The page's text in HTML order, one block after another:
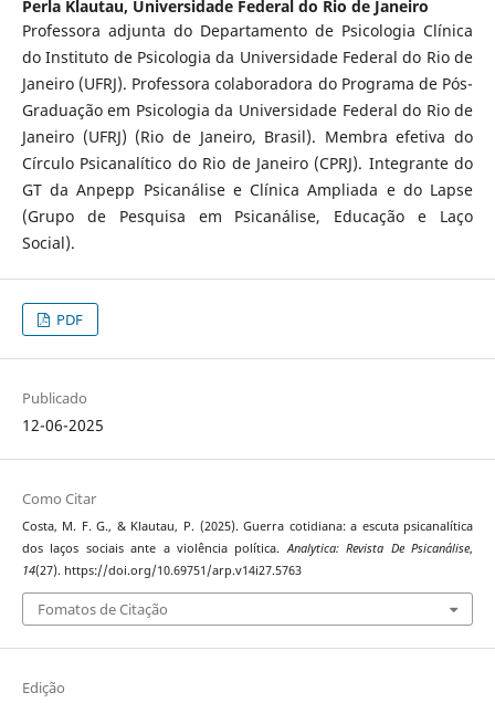
Perla Klautau, Universidade Federal do Rio de Janeiro
Professora adjunta do Departamento de Psicologia Clínica
do Instituto de Psicologia da Universidade Federal do Rio de
Janeiro (UFRJ). Professora colaboradora do Programa de Pós-
Graduação em Psicologia da Universidade Federal do Rio de
Janeiro (UFRJ) (Rio de Janeiro, Brasil). Membra efetiva do
Círculo Psicanalítico do Rio de Janeiro (CPRJ). Integrante do
GT da Anpepp Psicanálise e Clínica Ampliada e do Lapse
(Grupo de Pesquisa em Psicanálise, Educação e Laço
Social).
PDF
Publicado
12-06-2025
Como Citar
Costa, M. F. G., & Klautau, P. (2025). Guerra cotidiana: a escuta psicanalítica
dos laços sociais ante a violência política. Analytica: Revista De Psicanálise,
14(27). https://doi.org/10.69751/arp.v14i27.5763
Fomatos de Citação
Edição